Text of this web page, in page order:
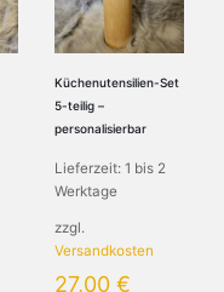
auf.
Die
Optionen
können
auf
der
gewählt
werden
Küchenutensilien-Set
5-teilig –
personalisierbar
Lieferzeit: 1 bis 2
Werktage
zzgl.
Versandkosten
27,00 €